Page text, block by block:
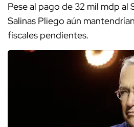
Pese al pago de 32 mil mdp al
Salinas Pliego aún
fiscales pendientes.